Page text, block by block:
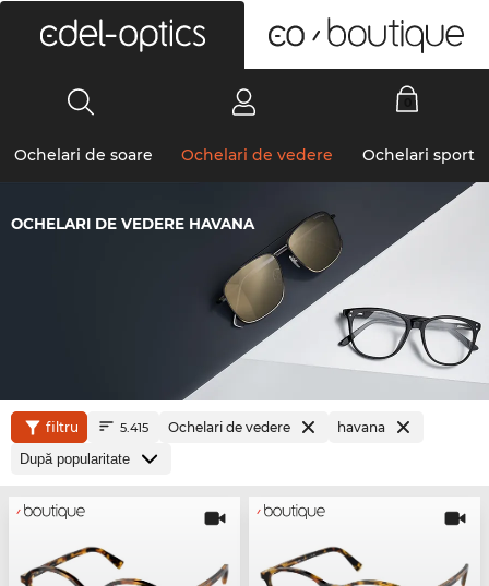
Ochelari de soare Ochelari de vedere Ochelari sport
OCHELARI DE VEDERE HAVANA
filtru 5.415 Ochelari de vedere havana